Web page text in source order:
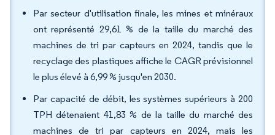
Par secteur d'utilisation finale, les mines et minéraux
ont représenté 29,61 % de la taille du marché des
machines de tri par capteurs en 2024, tandis que le
recyclage des plastiques affiche le CAGR prévisionnel
le plus élevé à 6,99 % jusqu'en 2030.
Par capacité de débit, les systèmes supérieurs à 200
TPH détenaient 41,83 % de la taille du marché des
machines de tri par capteurs en 2024, mais les